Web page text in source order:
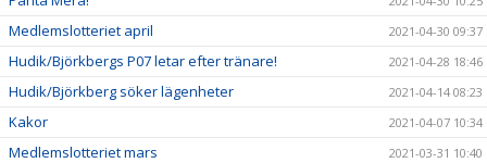
Medlemslotteriet april 2021-04-30 09:37
Hudik/Björkbergs P07 letar efter tränare! 2021-04-28 18:46
Hudik/Björkberg söker lägenheter 2021-04-14 08:23
Kakor 2021-04-07 10:34
Medlemslotteriet mars 2021-03-31 10:40